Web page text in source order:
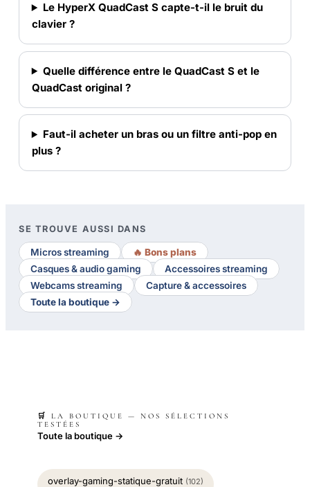
Le HyperX QuadCast S capte-t-il le bruit du
clavier ?
Quelle différence entre le QuadCast S et le
QuadCast original ?
Faut-il acheter un bras ou un filtre anti-pop en
plus ?
SE TROUVE AUSSI DANS
Micros streaming
🔥 Bons plans
Casques & audio gaming
Accessoires streaming
Webcams streaming
Capture & accessoires
Toute la boutique →
🛒 LA BOUTIQUE — NOS SÉLECTIONS
TESTÉES
Toute la boutique →
overlay-gaming-statique-gratuit (102)